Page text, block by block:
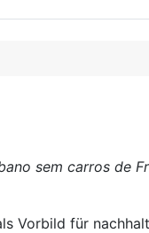
sem carros de
Vorbild für